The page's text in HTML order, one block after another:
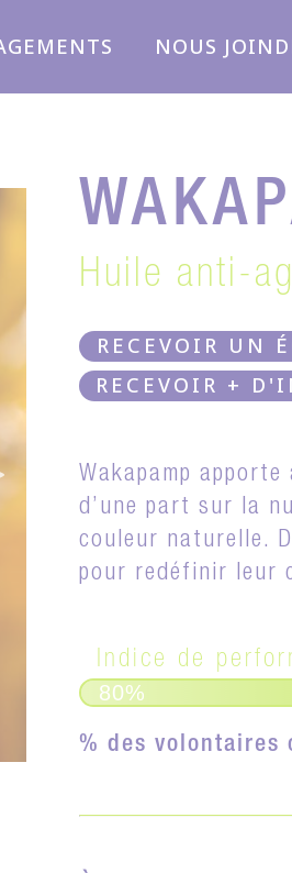
NOUS
Huile anti-
RECEVOIR UN
RECEVOIR +
Wakapamp
d’une part sur la
couleur naturelle.
pour redéfinir leur
Indice de
80%
% des volontaires